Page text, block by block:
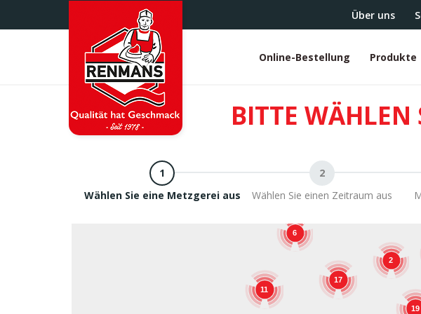
Über uns
White
Online-Bestellung Produkte
BITTE WÄHLEN
Wählen Sie eine Metzgerei aus Wählen Sie einen Zeitraum aus
19
17
6
11
2